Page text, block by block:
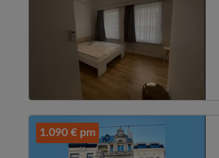
1.090 € pm